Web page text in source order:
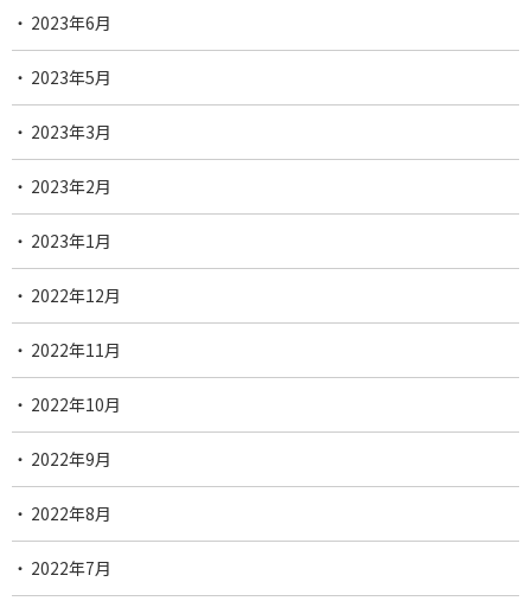
2023年6月
2023年5月
2023年3月
2023年2月
2023年1月
2022年12月
2022年11月
2022年10月
2022年9月
2022年8月
2022年7月